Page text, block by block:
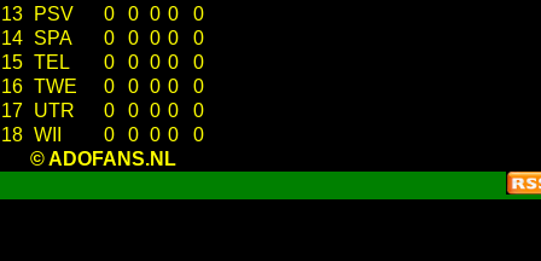
13
PSV 0 0 0 0
0
14 SPA 0 0 0 0
0
15 TEL 0 0 0 0
0
16 TWE 0 0 0 0
0
17 UTR 0 0 0 0
0
18 WII 0 0 0 0
0
© ADOFANS.NL